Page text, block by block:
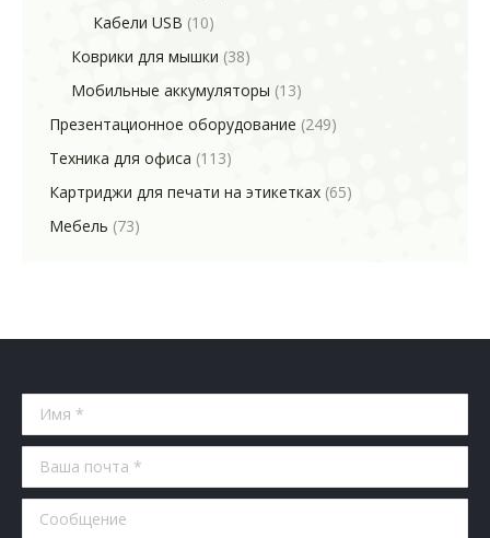
Кабели USB (10)
Коврики для мышки (38)
Мобильные аккумуляторы (13)
Презентационное оборудование (249)
Техника для офиса (113)
Картриджи для печати на этикетках (65)
Мебель (73)
Имя *
Ваша почта *
Сообщение